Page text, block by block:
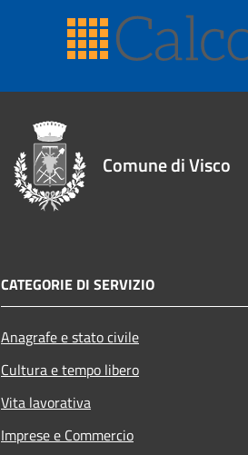
Comune di Visco
CATEGORIE DI SERVIZIO
Anagrafe e stato civile
Cultura e tempo libero
Vita lavorativa
Imprese e Commercio